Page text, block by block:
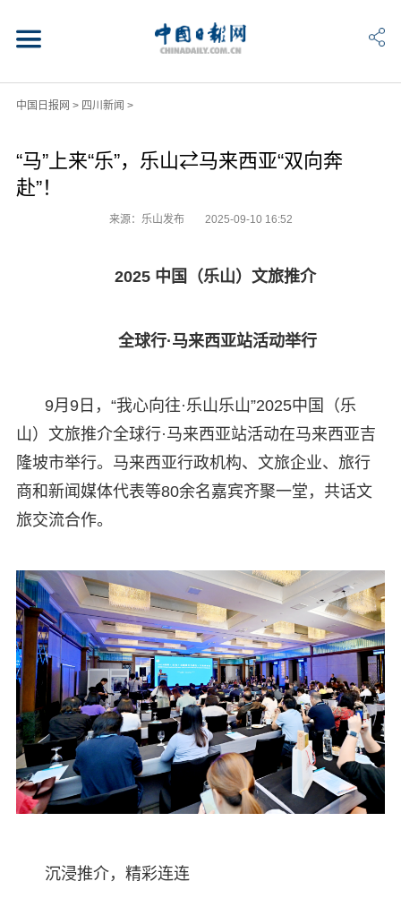
中国日报网 > 四川新闻 >
“马”上来“乐”，乐山⇄马来西亚“双向奔
赴”！
来源：乐山发布 2025-09-10 16:52
2025 中国（乐山）文旅推介
全球行·马来西亚站活动举行
9月9日，“我心向往·乐山乐山”2025中国（乐
山）文旅推介全球行·马来西亚站活动在马来西亚吉
隆坡市举行。马来西亚行政机构、文旅企业、旅行
商和新闻媒体代表等80余名嘉宾齐聚一堂，共话文
旅交流合作。
沉浸推介，精彩连连